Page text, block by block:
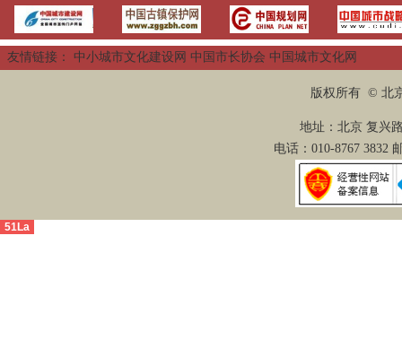
友情链接： 中小城市文化建设网 中国市长协会 中国城市文化网
版权所有 © 北
地址：北京 复兴
电话：010-8767 3832
51La